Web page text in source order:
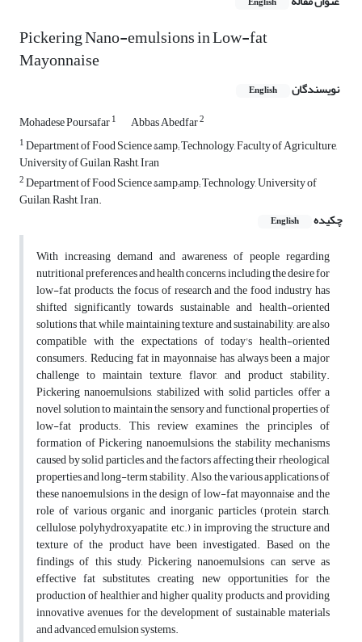
Pickering Nano-emulsions in Low-fat
Mayonnaise
نویسندگان English
Mohadese Poursafar1 Abbas Abedfar2
1Department of Food Science &amp; Technology, Faculty of Agriculture,
University of Guilan, Rasht, Iran
2Department of Food Science &amp;amp; Technology, University of
Guilan, Rasht, Iran.
چکیده
English
With increasing demand and awareness of people regarding
nutritional preferences and health concerns, including the desire for
low-fat products, the focus of research and the food industry has
shifted significantly towards sustainable and health-oriented
solutions that, while maintaining texture and sustainability, are also
compatible with the expectations of today's health-oriented
consumers. Reducing fat in mayonnaise has always been a major
challenge to maintain texture, flavor, and product stability.
Pickering nanoemulsions, stabilized with solid particles, offer a
novel solution to maintain the sensory and functional properties of
low-fat products. This review examines the principles of
formation of Pickering nanoemulsions, the stability mechanisms
caused by solid particles, and the factors affecting their rheological
properties and long-term stability. Also, the various applications of
these nanoemulsions in the design of low-fat mayonnaise and the
role of various organic and inorganic particles (protein, starch,
cellulose, polyhydroxyapatite, etc.) in improving the structure and
texture of the product have been investigated. Based on the
findings of this study, Pickering nanoemulsions can serve as
effective fat substitutes, creating new opportunities for the
production of healthier and higher quality products, and providing
innovative avenues for the development of sustainable materials
and advanced emulsion systems.